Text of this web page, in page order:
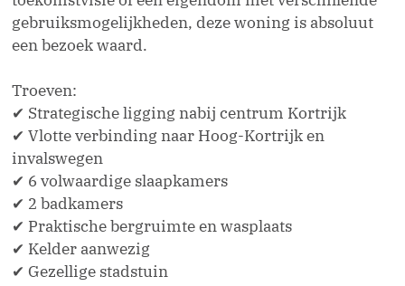
gebruiksmogelijkheden, deze woning is absoluut
een bezoek waard.
Troeven:
✔ Strategische ligging nabij centrum Kortrijk
✔ Vlotte verbinding naar Hoog-Kortrijk en
invalswegen
✔ 6 volwaardige slaapkamers
✔ 2 badkamers
✔ Praktische bergruimte en wasplaats
✔ Kelder aanwezig
✔ Gezellige stadstuin